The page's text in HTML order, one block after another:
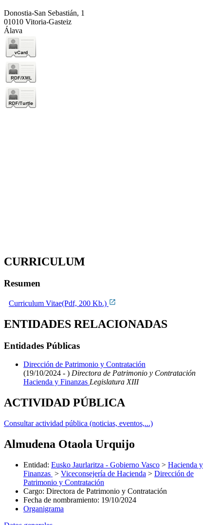
Donostia-San Sebastián, 1
01010 Vitoria-Gasteiz
Álava
CURRICULUM
Resumen
Curriculum Vitae(Pdf, 200 Kb.)
ENTIDADES RELACIONADAS
Entidades Públicas
Dirección de Patrimonio y Contratación
(19/10/2024 - ) Directora de Patrimonio y Contratación
Hacienda y Finanzas Legislatura XIII
ACTIVIDAD PÚBLICA
Consultar actividad pública (noticias, eventos,...)
Almudena Otaola Urquijo
Entidad: Eusko Jaurlaritza - Gobierno Vasco > Hacienda y
Finanzas > Viceconsejería de Hacienda > Dirección de
Patrimonio y Contratación
Cargo: Directora de Patrimonio y Contratación
Fecha de nombramiento: 19/10/2024
Organigrama